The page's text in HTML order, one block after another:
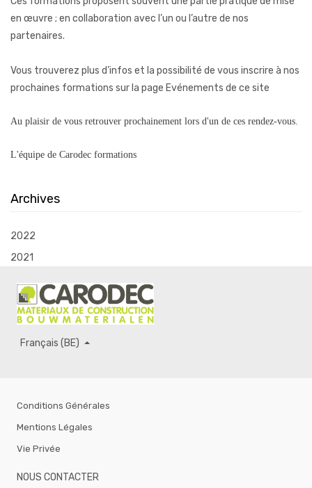
en œuvre ; en collaboration avec l’un ou l’autre de nos
partenaires.
Vous trouverez plus d’infos et la possibilité de vous inscrire à nos
prochaines formations sur la page Evénements de ce site
Au plaisir de vous retrouver prochainement lors d'un de ces rendez-vous.
L'équipe de Carodec formations
Archives
2022
2021
Français (BE)
Conditions Générales
Mentions Légales
Vie Privée
NOUS CONTACTER